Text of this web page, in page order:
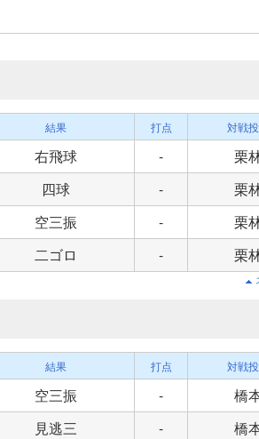
結果 打点 対戦
右飛球 -
栗
四球 -
栗
空三振 -
栗
二ゴロ - 栗
結果 打点 対戦
空三振 -
橋
見逃三 -
橋